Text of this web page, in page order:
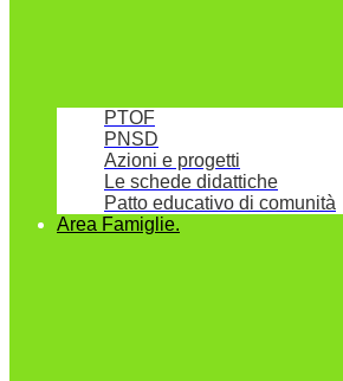
PTOF
PNSD
Azioni e progetti
Le schede didattiche
Patto educativo di comunità
Area Famiglie.